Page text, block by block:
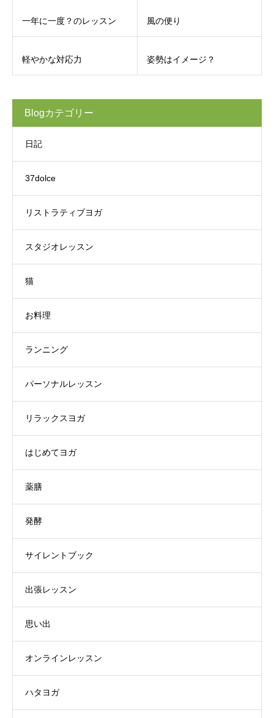
一年に一度？のレッスン 風の便り
軽やかな対応力 姿勢はイメージ？
Blogカテゴリー
日記
37dolce
リストラティブヨガ
スタジオレッスン
猫
お料理
ランニング
パーソナルレッスン
リラックスヨガ
はじめてヨガ
薬膳
発酵
サイレントブック
出張レッスン
思い出
オンラインレッスン
ハタヨガ